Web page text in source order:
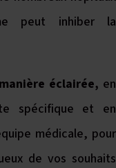
peut inhiber la
éclairée, en
spécifique et en
médicale, pour
de vos souhaits